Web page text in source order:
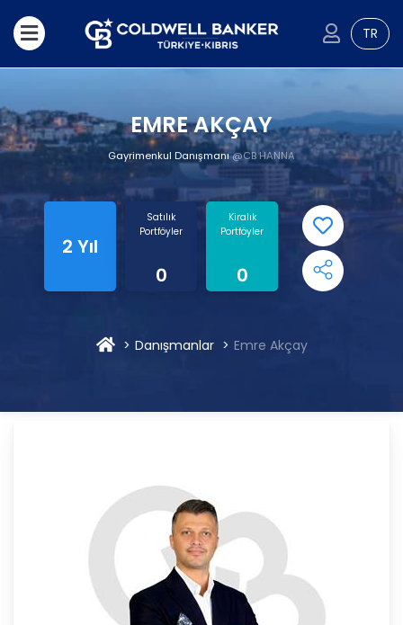
TR
EMRE AKÇAY
Gayrimenkul Danışmanı@CB HANNA
2 Yıl
Satılık
Portföyler
0
Kiralık
Portföyler
0
Danışmanlar Emre Akçay